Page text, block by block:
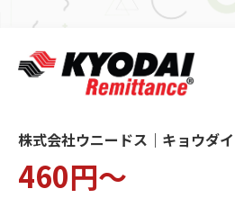
株式会社ウニードス｜キョウダ
460円～